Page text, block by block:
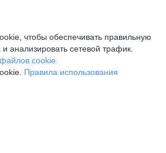
чтобы обеспечивать правильную
анализировать сетевой трафик.
cookie
Правила использования